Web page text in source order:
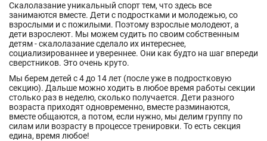
Скалолазание уникальный спорт тем, что здесь все
занимаются вместе. Дети с подростками и молодежью, со
взрослыми и с пожилыми. Поэтому взрослые молодеют, а
дети взрослеют. Мы можем судить по своим собственным
детям - скалолазание сделало их интереснее,
социализированнее и увереннее. Они как будто на шаг впереди
сверстников. Это очень круто.
Мы берем детей с 4 до 14 лет (после уже в подростковую
секцию). Дальше можно ходить в любое время работы секции
столько раз в неделю, сколько получается. Дети разного
возраста приходят одновременно, вместе разминаются,
вместе общаются, а потом, если нужно, мы делим группу по
силам или возрасту в процессе тренировки. То есть секция
едина, время любое!